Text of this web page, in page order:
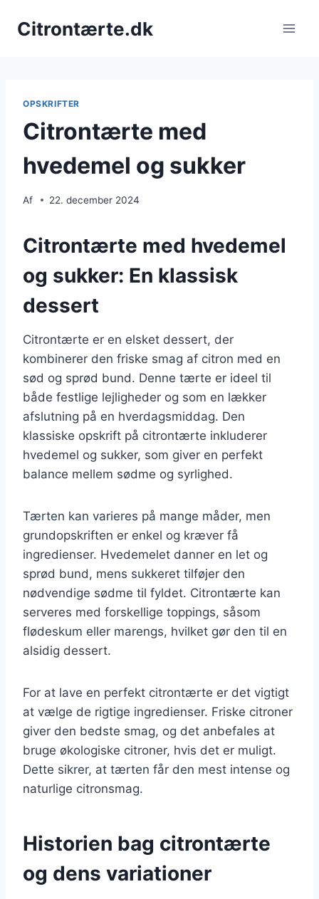
Citrontærte.dk
OPSKRIFTER
Citrontærte med
hvedemel og sukker
Af 22. december 2024
Citrontærte med hvedemel
og sukker: En klassisk
dessert
Citrontærte er en elsket dessert, der
kombinerer den friske smag af citron med en
sød og sprød bund. Denne tærte er ideel til
både festlige lejligheder og som en lækker
afslutning på en hverdagsmiddag. Den
klassiske opskrift på citrontærte inkluderer
hvedemel og sukker, som giver en perfekt
balance mellem sødme og syrlighed.
Tærten kan varieres på mange måder, men
grundopskriften er enkel og kræver få
ingredienser. Hvedemelet danner en let og
sprød bund, mens sukkeret tilføjer den
nødvendige sødme til fyldet. Citrontærte kan
serveres med forskellige toppings, såsom
flødeskum eller marengs, hvilket gør den til en
alsidig dessert.
For at lave en perfekt citrontærte er det vigtigt
at vælge de rigtige ingredienser. Friske citroner
giver den bedste smag, og det anbefales at
bruge økologiske citroner, hvis det er muligt.
Dette sikrer, at tærten får den mest intense og
naturlige citronsmag.
Historien bag citrontærte
og dens variationer